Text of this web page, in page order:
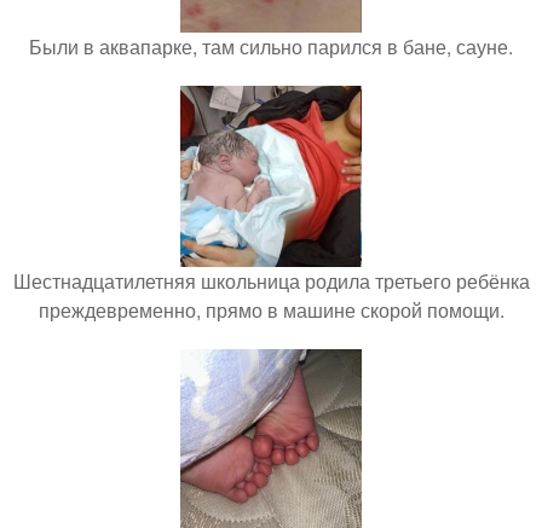
Были в аквапарке, там сильно парился в бане, сауне.
Шестнадцатилетняя школьница родила третьего ребёнка
преждевременно, прямо в машине скорой помощи.